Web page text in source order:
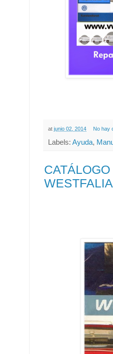
at junio 02, 2014 No hay
Labels: Ayuda,